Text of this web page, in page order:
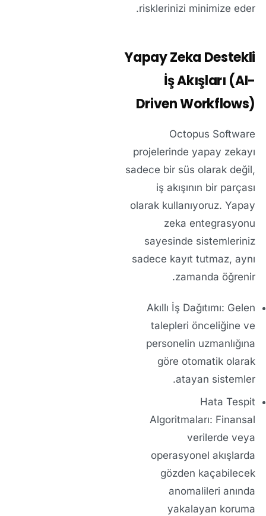
risklerinizi minimize eder.
Yapay Zeka Destekli
İş Akışları (AI-
Driven Workflows)
Octopus Software
projelerinde yapay zekayı
sadece bir süs olarak değil,
iş akışının bir parçası
olarak kullanıyoruz. Yapay
zeka entegrasyonu
sayesinde sistemleriniz
sadece kayıt tutmaz, aynı
zamanda öğrenir.
Akıllı İş Dağıtımı: Gelen
talepleri önceliğine ve
personelin uzmanlığına
göre otomatik olarak
atayan sistemler.
Hata Tespit
Algoritmaları: Finansal
verilerde veya
operasyonel akışlarda
gözden kaçabilecek
anomalileri anında
yakalayan koruma